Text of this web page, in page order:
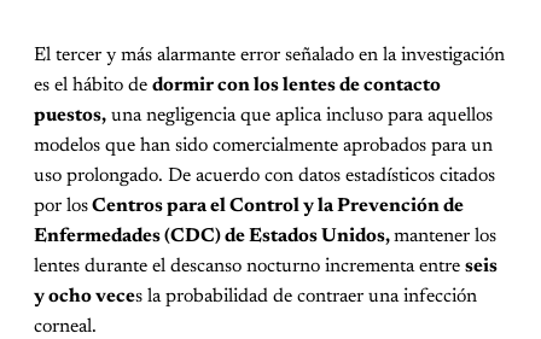
El tercer y más alarmante error señalado en la investigación
es el hábito de dormir con los lentes de contacto
puestos, una negligencia que aplica incluso para aquellos
modelos que han sido comercialmente aprobados para un
uso prolongado. De acuerdo con datos estadísticos citados
por losCentros para el Control y la Prevención de
Enfermedades (CDC) de Estados Unidos,mantener los
lentes durante el descanso nocturno incrementa entre seis
y ocho veces la probabilidad de contraer una infección
corneal.